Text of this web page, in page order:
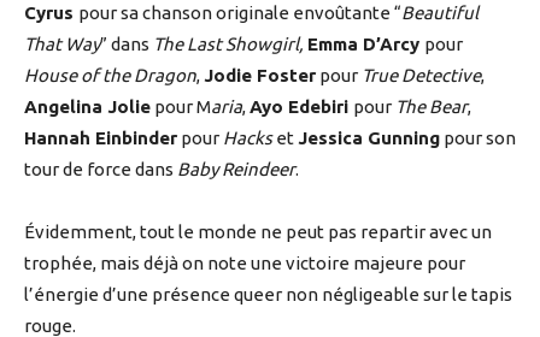
Cyrus pour sa chanson originale envoûtante “Beautiful
That Way” dans The Last Showgirl, Emma D’Arcy pour
House of the Dragon, Jodie Foster pour True Detective,
Angelina Jolie pour Maria,Ayo Edebiri pour The Bear,
Hannah Einbinder pour Hackset Jessica Gunning pour son
tour de force dans Baby Reindeer.
Évidemment, tout le monde ne peut pas repartir avec un
trophée, mais déjà on note une victoire majeure pour
l’énergie d’une présence queer non négligeable sur le tapis
rouge.